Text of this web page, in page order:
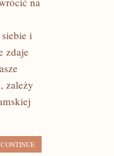
i
zdaje
zależy
CONTINUE